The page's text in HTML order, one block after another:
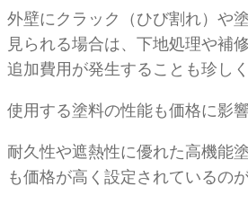
外壁にクラック（ひび割れ）や
見られる場合は、下地処理や補
追加費用が発生することも珍し
使用する塗料の性能も価格に影響
耐久性や遮熱性に優れた高機能
も価格が高く設定されているの